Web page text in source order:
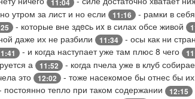
утром за лист и но если 11:16
- рамки в
- которые вне здecь иx в силах обсе живой
даже их не разбили 11:34
- осы как ни
- и когда наступает уже там плюс 8 чего
а 11:52 - когда пчела уже в клуб
это 12:02 - тоже насекомое бы отнес бы их
постоянно тепло при таком содержании 12:15